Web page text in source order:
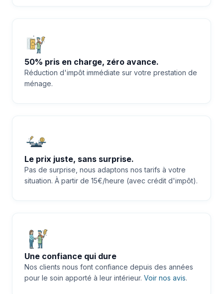
50% pris en charge, zéro avance.
Réduction d'impôt immédiate sur votre prestation de
ménage.
Le prix juste, sans surprise.
Pas de surprise, nous adaptons nos tarifs à votre
situation. À partir de 15€/heure (avec crédit d'impôt).
Une confiance qui dure
Nos clients nous font confiance depuis des années
pour le soin apporté à leur intérieur. Voir nos avis.